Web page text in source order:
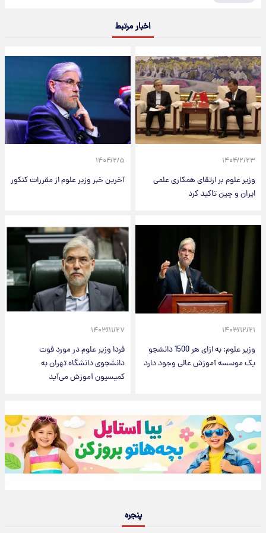
اخبار مرتبط
۱۴۰۴/۲/۲۳
وزیر علوم بر ارتقای همکاری علمی
ایران و چین تاکید کرد
۱۴۰۴/۲/۵
آخرین خبر وزیر علوم از مقررات کنکور
۱۴۰۳/۱۲/۲۱
وزیر علوم: به ازای هر 1500 دانشجو
یک موسسه آموزش عالی وجود دارد
۱۴۰۳/۱۱/۲۷
فردا وزیر علوم در مورد فوت
دانشجوی دانشگاه تهران به
کمیسیون آموزش می‌آید
پنجره